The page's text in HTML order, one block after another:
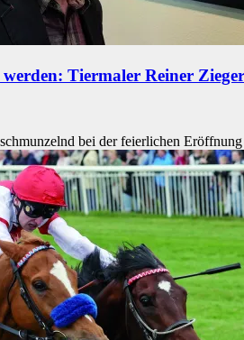
Tiermaler Reiner
bei der feierlichen